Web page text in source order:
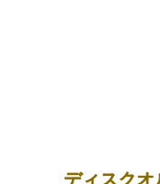
ディスクオ